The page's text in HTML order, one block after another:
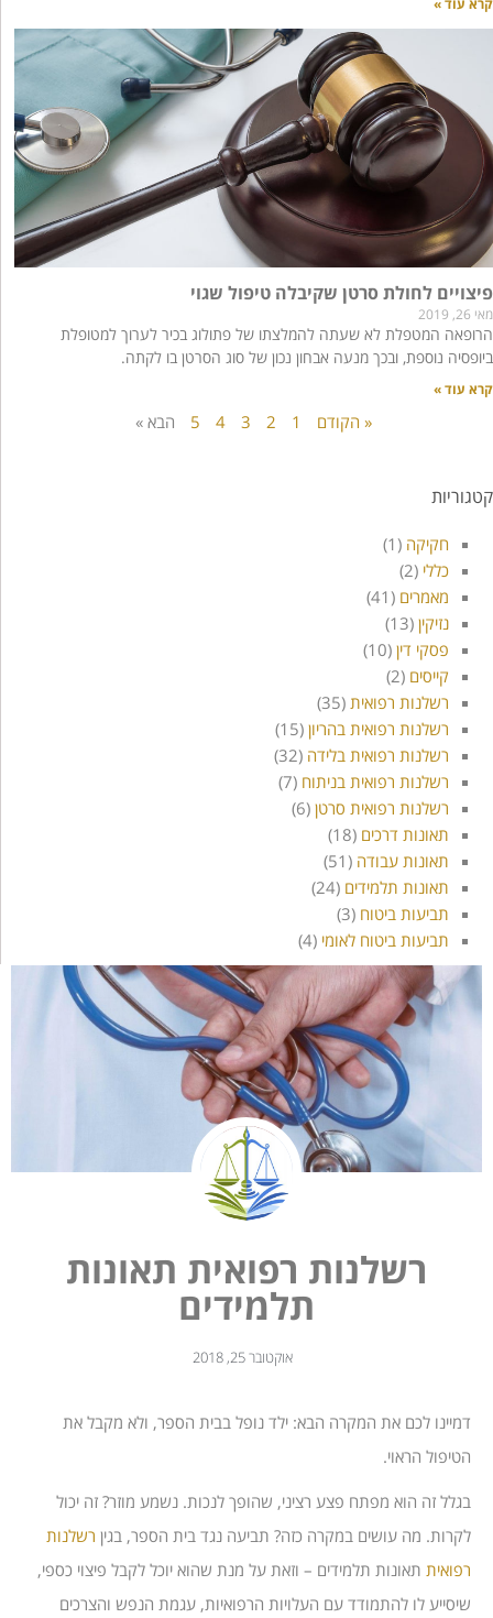
פיצויים לחולת סרטן שקיבלה טיפול שגוי
מאי 26, 2019
הרופאה המטפלת לא שעתה להמלצתו של פתולוג בכיר לערוך למטופלת
ביופסיה נוספת, ובכך מנעה אבחון נכון של סוג הסרטן בו לקתה.
קרא עוד »
« הקודם 1
2
3
4
5 הבא »
קטגוריות
חקיקה (1)
כללי (2)
מאמרים (41)
נזיקין (13)
פסקי דין (10)
קייסים (2)
רשלנות רפואית (35)
רשלנות רפואית בהריון (15)
רשלנות רפואית בלידה (32)
רשלנות רפואית בניתוח (7)
רשלנות רפואית סרטן (6)
תאונות דרכים (18)
תאונות עבודה (51)
תאונות תלמידים (24)
תביעות ביטוח (3)
תביעות ביטוח לאומי (4)
רשלנות רפואית תאונות
תלמידים
אוקטובר 25, 2018
דמיינו לכם את המקרה הבא: ילד נופל בבית הספר, ולא מקבל את
הטיפול הראוי.
בגלל זה הוא מפתח פצע רציני, שהופך לנכות. נשמע מוזר? זה יכול
לקרות. מה עושים במקרה כזה? תביעה נגד בית הספר, בגין רשלנות
רפואית תאונות תלמידים – וזאת על מנת שהוא יוכל לקבל פיצוי כספי,
שיסייע לו להתמודד עם העלויות הרפואיות, עגמת הנפש והצרכים